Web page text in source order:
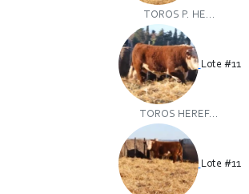
TOROS P. HE...
Lote #11
TOROS HEREF...
Lote #11